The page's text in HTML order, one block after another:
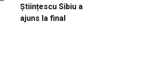
Științescu Sibiu a
ajuns la final